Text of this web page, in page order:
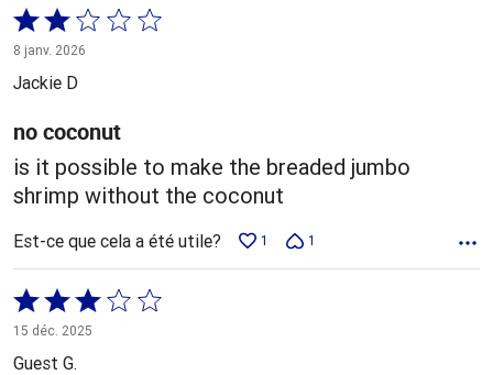
Coté
2 sur
5
8 janv. 2026
Jackie D
no coconut
is it possible to make the breaded jumbo
shrimp without the coconut
Est-ce que cela a été utile? 1 1
Coté
3 sur
5
15 déc. 2025
Guest G.